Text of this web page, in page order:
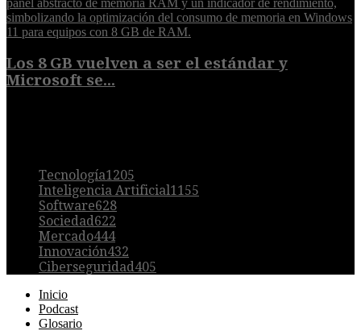
Los 8 GB vuelven a ser el estándar y
Microsoft se...
Tecnología1205
Inteligencia Artificial1155
Software628
Sociedad622
Mercado444
Innovación432
Ciberseguridad405
Inicio
Podcast
Glosario